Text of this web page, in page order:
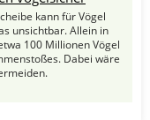
kann für Vögel
unsichtbar. Allein in
100 Millionen Vögel
Dabei wäre